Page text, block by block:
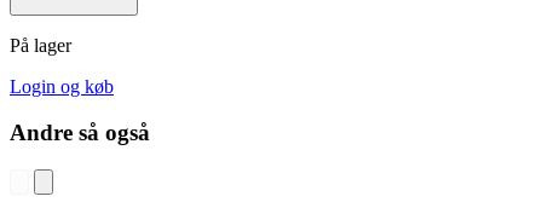
På lager
Login og køb
Andre så også